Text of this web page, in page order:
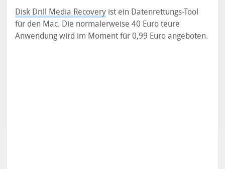
Disk Drill Media Recovery ist ein Datenrettungs-Tool
für den Mac. Die normalerweise 40 Euro teure
Anwendung wird im Moment für 0,99 Euro angeboten.